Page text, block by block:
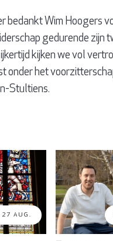
bedankt Wim Hoogers
gedurende zijn
kijken we vol
onder het
Stultiens.
27 AUG.